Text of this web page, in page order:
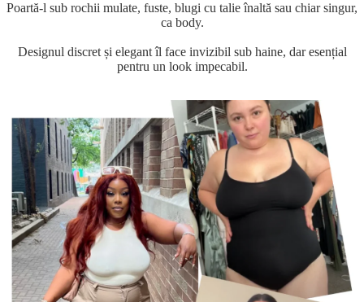
Poartă-l sub rochii mulate, fuste, blugi cu talie înaltă sau chiar singur,
ca body.
Designul discret și elegant îl face invizibil sub haine, dar esențial
pentru un look impecabil.